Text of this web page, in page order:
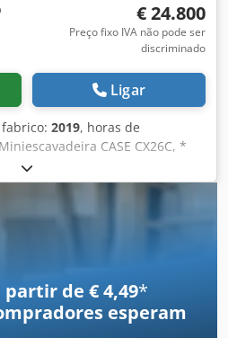
€ 24.800
Preço fixo IVA não pode ser
discriminado
Ligar
2019, horas de
CASE CX26C, *
1360 BS, i * Aquecimento, * Ar-
Acwjkr * Esteiras de
* Engate rápido
de € 4,49*
esperam